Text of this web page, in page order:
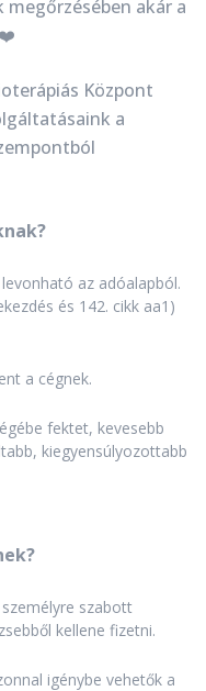
akár a
Központ
a
az adóalapból.
és 142. cikk aa1)
a cégnek.
fektet, kevesebb
kiegyensúlyozottabb
szabott
kellene fizetni.
igénybe vehetők a